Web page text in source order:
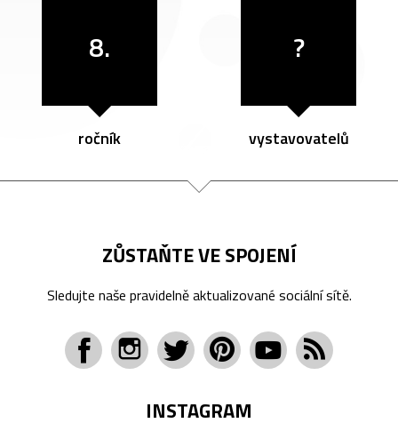
8.
ročník
?
vystavovatelů
ZŮSTAŇTE VE SPOJENÍ
Sledujte naše pravidelně aktualizované sociální sítě.
INSTAGRAM